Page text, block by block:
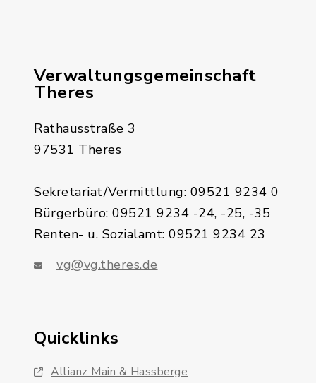
Verwaltungsgemeinschaft
Theres
Rathausstraße 3
97531 Theres
Sekretariat/Vermittlung: 09521 9234 0
Bürgerbüro: 09521 9234 -24, -25, -35
Renten- u. Sozialamt: 09521 9234 23
vg@vg.theres.de
Quicklinks
Allianz Main & Hassberge